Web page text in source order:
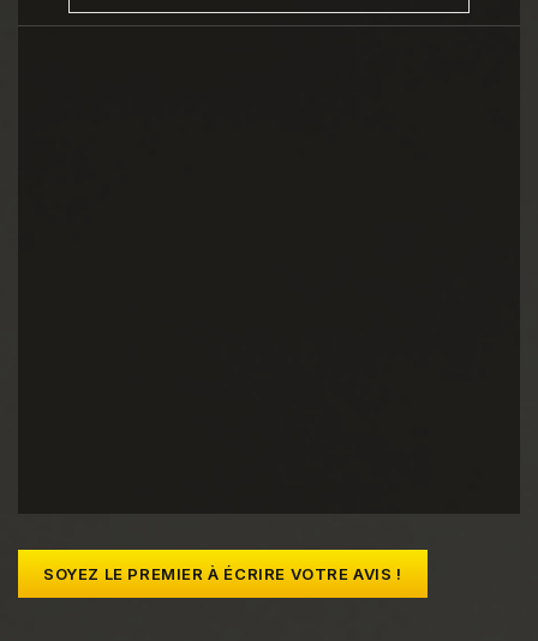
SOYEZ LE PREMIER À ÉCRIRE VOTRE AVIS !